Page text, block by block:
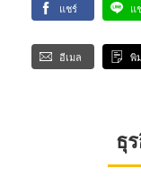
แชร์ แ
อีเมล พิ
ธุ